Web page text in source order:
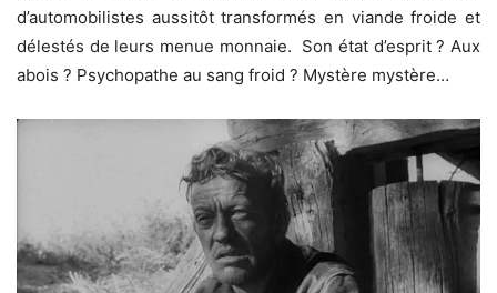
d’automobilistes aussitôt transformés en viande froide et
délestés de leurs menue monnaie. Son état d’esprit ? Aux
abois ? Psychopathe au sang froid ? Mystère mystère…